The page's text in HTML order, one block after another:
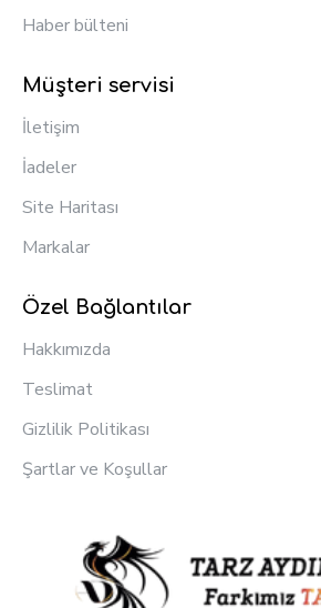
Haber bülteni
Müşteri servisi
İletişim
İadeler
Site Haritası
Markalar
Özel Bağlantılar
Hakkımızda
Teslimat
Gizlilik Politikası
Şartlar ve Koşullar